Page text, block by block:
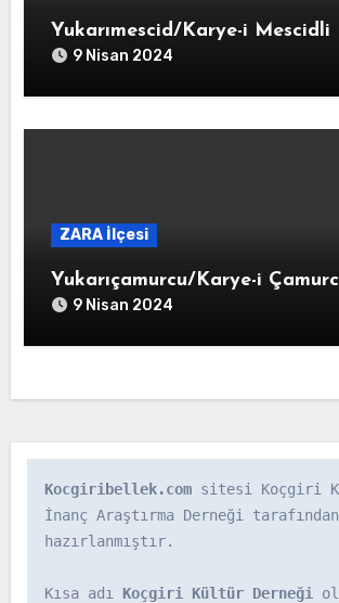
Yukarımescid/Karye-i Mescidli
9 Nisan 2024
ZARA İlçesi
Yukarıçamurcu/Karye-i
9 Nisan 2024
Kocgiribellek.com sitesi Koçgiri
İnanç Araştırma Derneği tarafından
hazırlanmıştır.
Kısa adı Koçgiri Kültür Derneği